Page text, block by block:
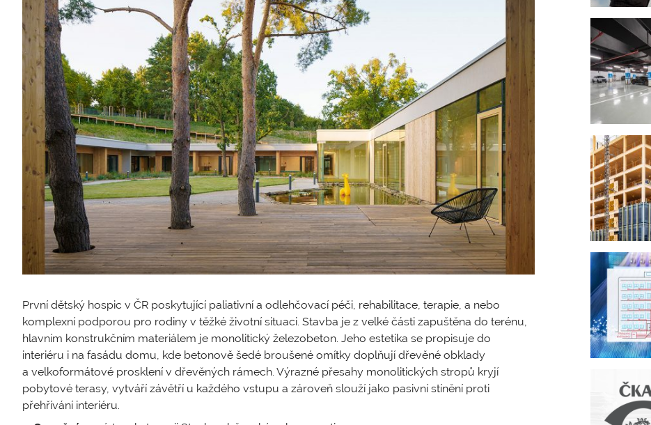
První dětský hospic v ČR poskytující paliativní a odlehčovací péči, rehabilitace, terapie, a nebo
komplexní podporou pro rodiny v těžké životní situaci. Stavba je z velké části zapuštěna do terénu,
hlavním konstrukčním materiálem je monolitický železobeton. Jeho estetika se propisuje do
interiéru i na fasádu domu, kde betonově šedé broušené omítky doplňují dřevěné obklady
a velkoformátové prosklení v dřevěných rámech. Výrazné přesahy monolitických stropů kryjí
pobytové terasy, vytváří závětří u každého vstupu a zároveň slouží jako pasivní stínění proti
přehřívání interiéru.